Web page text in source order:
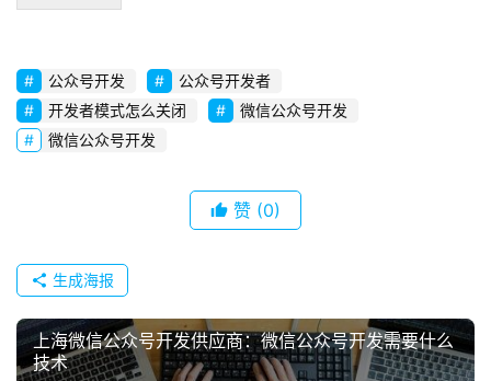
s
e
r
v
常
见
问
容
公众号开发
公众号开发者
开发者模式怎么关闭
微信公众号开发
微信公众号开发
赞 (0)
生成海报
上海微信公众号开发供应商：微信公众号开发需要什么
技术